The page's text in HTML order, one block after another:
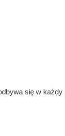
się w każdy